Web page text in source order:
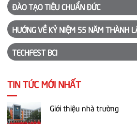
ĐÀO TẠO TIÊU CHUẨN ĐỨC
HƯỚNG VỀ KỶ NIỆM 55 NĂM THÀNH
TECHFEST BCI
TIN TỨC MỚI NHẤT
Giới thiệu nhà trường